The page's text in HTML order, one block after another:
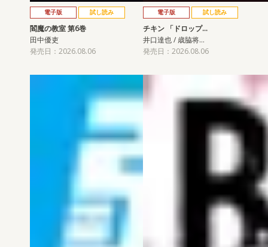
電子版 試し読み
閻魔の教室 第6巻
田中優吏
発売日：2026.08.06
電子版 試し読み
チキン 「ドロップ…
井口達也 / 歳脇将…
発売日：2026.08.06